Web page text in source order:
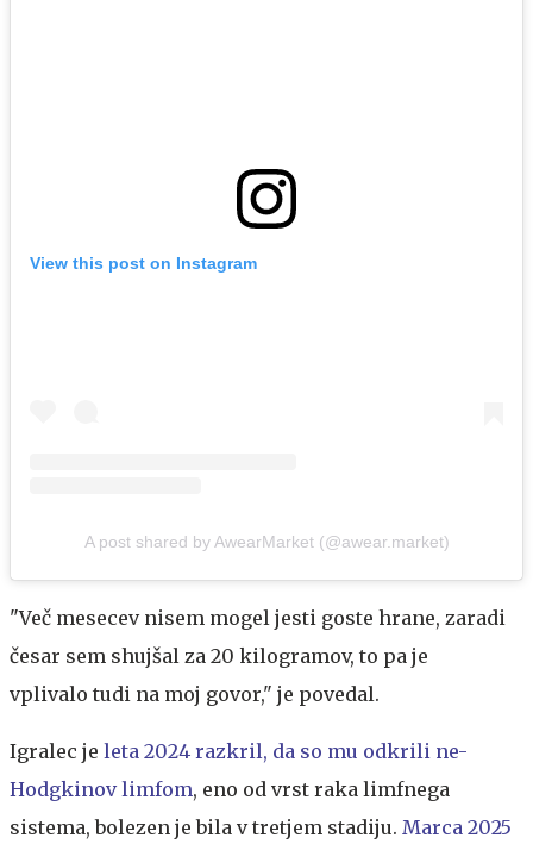
View this post on Instagram
A post shared by AwearMarket (@awear.market)
"Več mesecev nisem mogel jesti goste hrane, zaradi
česar sem shujšal za 20 kilogramov, to pa je
vplivalo tudi na moj govor," je povedal.
Igralec je leta 2024 razkril, da so mu odkrili ne-
Hodgkinov limfom, eno od vrst raka limfnega
sistema, bolezen je bila v tretjem stadiju. Marca 2025